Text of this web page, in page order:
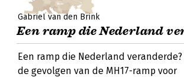
Gabriël van den Brink
Een ramp die Nederland
Een ramp die Nederland
de gevolgen van de MH17-ramp voor